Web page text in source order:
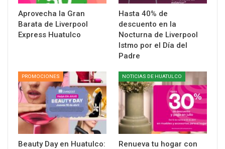
Aprovecha la Gran
Barata de Liverpool
Express Huatulco
Hasta 40% de
descuento en la
Nocturna de Liverpool
Istmo por el Día del
Padre
PROMOCIONES
Beauty Day en Huatulco:
NOTICIAS DE HUATULCO
Renueva tu hogar con